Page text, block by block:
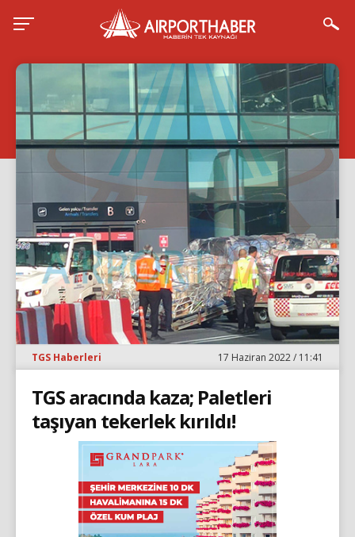
TGS Haberleri 17 Haziran 2022 / 11:41
TGS aracında kaza; Paletleri
taşıyan tekerlek kırıldı!